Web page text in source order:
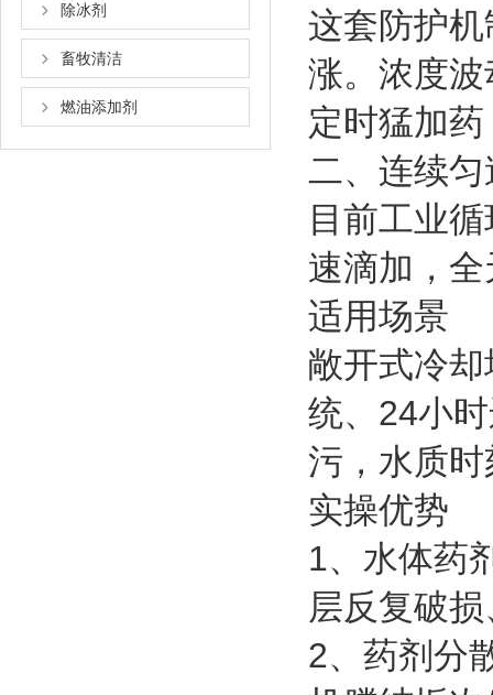
除冰剂
畜牧清洁
燃油添加剂
这套防护
涨。浓度
定时猛加
二、连续
目前工业
速滴加，
适用场景
敞开式冷
统、24小
污，水质
实操优势
1、水体药
层反复破
2、药剂分